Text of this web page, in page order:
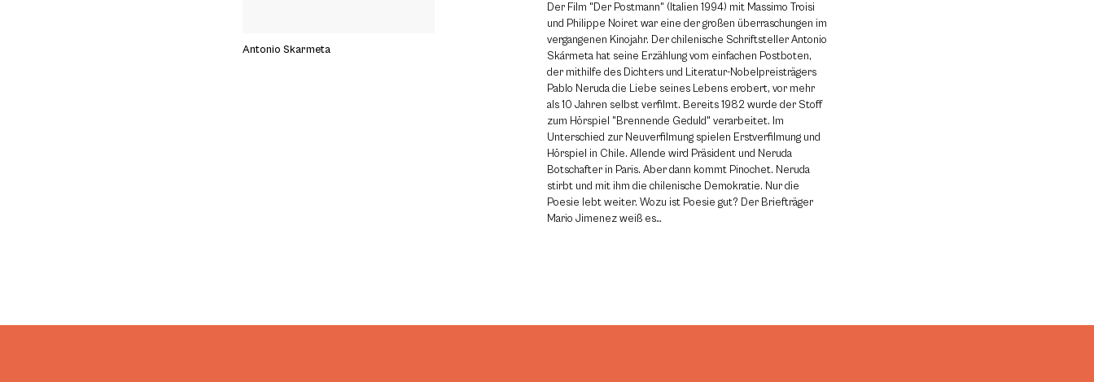
Antonio Skarmeta
Der Film "Der Postmann" (Italien 1994) mit Massimo Troisi
und Philippe Noiret war eine der großen überraschungen im
vergangenen Kinojahr. Der chilenische Schriftsteller Antonio
Skármeta hat seine Erzählung vom einfachen Postboten,
der mithilfe des Dichters und Literatur-Nobelpreisträgers
Pablo Neruda die Liebe seines Lebens erobert, vor mehr
als 10 Jahren selbst verfilmt. Bereits 1982 wurde der Stoff
zum Hörspiel "Brennende Geduld" verarbeitet. Im
Unterschied zur Neuverfilmung spielen Erstverfilmung und
Hörspiel in Chile. Allende wird Präsident und Neruda
Botschafter in Paris. Aber dann kommt Pinochet. Neruda
stirbt und mit ihm die chilenische Demokratie. Nur die
Poesie lebt weiter. Wozu ist Poesie gut? Der Briefträger
Mario Jimenez weiß es…